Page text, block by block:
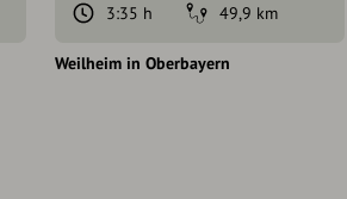
3:35 h
49,9 km
Weilheim in Oberbayern